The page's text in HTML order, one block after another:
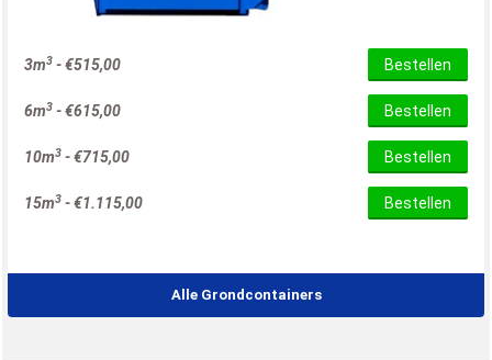
3m3 -€515,00 Bestellen
6m3 -€615,00 Bestellen
10m3 -€715,00 Bestellen
15m3 -€1.115,00 Bestellen
Alle Grondcontainers